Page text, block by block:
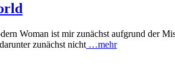
Woman ist mir zunächst aufgrund der
zunächst nicht …mehr